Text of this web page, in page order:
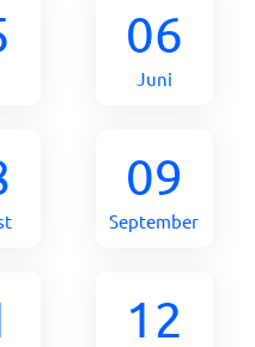
06
Juni
09
September
12